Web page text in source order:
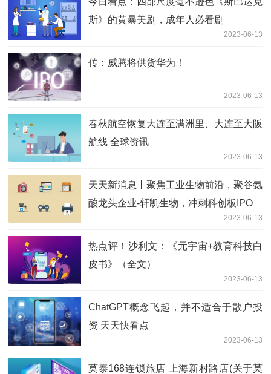
斯》的黄暴美剧，成年人必看剧
2023-06-13
传：威腾将供货华为！
2023-06-13
春秋航空恢复大连至满洲里、大连至大阪
航线 全球资讯
2023-06-13
天天新消息丨聚焦工业生物前沿，聚谷氨
酸龙头企业-轩凯生物，冲刺科创板IPO
2023-06-13
热点评！沙利文：《元宇宙+教育科技白
皮书》（全文）
2023-06-13
ChatGPT概念飞起，并不适合于散户投
资 天天快看点
2023-06-13
莫泰168连锁旅店 上海新村路店(关于莫